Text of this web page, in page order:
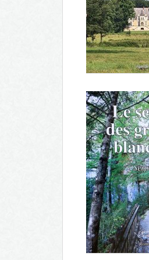
Chers voisins
La vie de château